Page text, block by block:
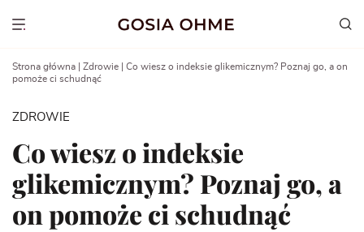
Show menu
Strona główna Zdrowie
Co wiesz o indeksie glikemicznym? Poznaj go, a on
pomoże ci schudnąć
ZDROWIE
Co wiesz o indeksie
glikemicznym? Poznaj go, a
on pomoże ci schudnąć